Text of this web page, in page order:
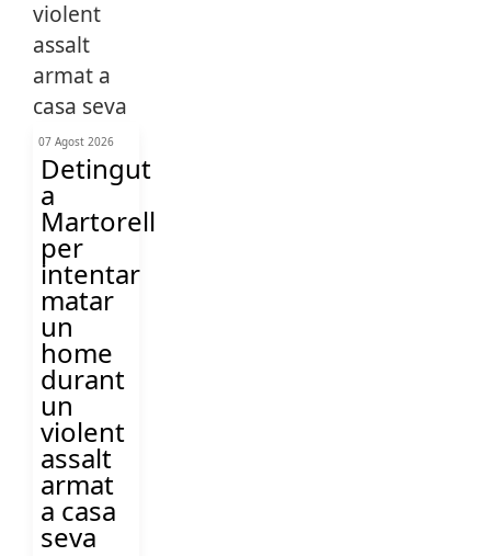
07 Agost 2026
Detingut
a
Martorell
per
intentar
matar
un
home
durant
un
violent
assalt
armat
a casa
seva